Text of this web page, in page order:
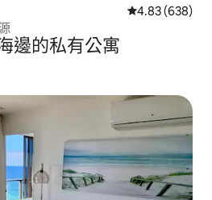
從 638 則評價
4.83 (638)
邊的私有公寓